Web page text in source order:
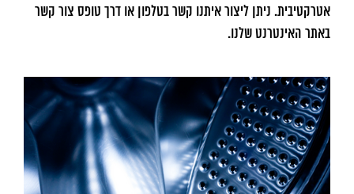
אטרקטיבית. ניתן ליצור איתנו קשר בטלפון או דרך טופס צור קשר
באתר האינטרנט שלנו.